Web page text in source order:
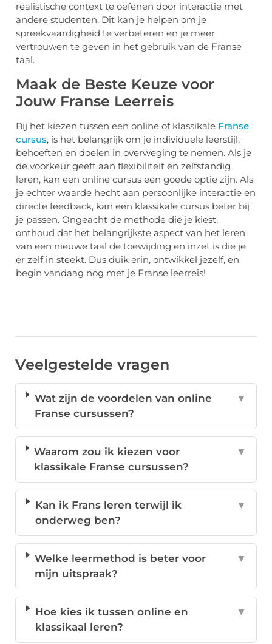
realistische context te oefenen door interactie met
andere studenten. Dit kan je helpen om je
spreekvaardigheid te verbeteren en je meer
vertrouwen te geven in het gebruik van de Franse
taal.
Maak de Beste Keuze voor
Jouw Franse Leerreis
Bij het kiezen tussen een online of klassikale Franse
cursus, is het belangrijk om je individuele leerstijl,
behoeften en doelen in overweging te nemen. Als je
de voorkeur geeft aan flexibiliteit en zelfstandig
leren, kan een online cursus een goede optie zijn. Als
je echter waarde hecht aan persoonlijke interactie en
directe feedback, kan een klassikale cursus beter bij
je passen. Ongeacht de methode die je kiest,
onthoud dat het belangrijkste aspect van het leren
van een nieuwe taal de toewijding en inzet is die je
er zelf in steekt. Dus duik erin, ontwikkel jezelf, en
begin vandaag nog met je Franse leerreis!
Veelgestelde vragen
Wat zijn de voordelen van online
Franse cursussen?
▼
Waarom zou ik kiezen voor
klassikale Franse cursussen?
▼
Kan ik Frans leren terwijl ik
onderweg ben?
▼
Welke leermethod is beter voor
mijn uitspraak?
▼
Hoe kies ik tussen online en
klassikaal leren?
▼